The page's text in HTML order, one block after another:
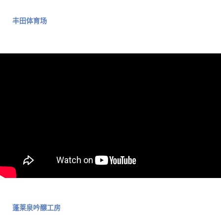
丰田体育场
蓬莱泉吟醸工房